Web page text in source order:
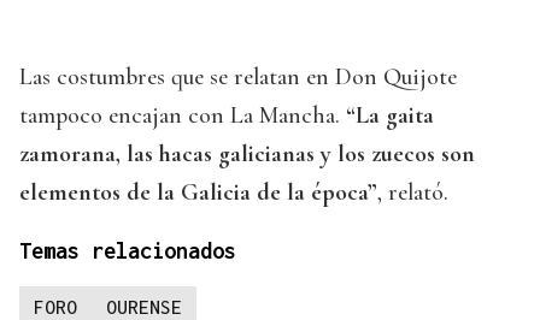
Las costumbres que se relatan en Don Quijote
tampoco encajan con La Mancha. “La gaita
zamorana, las hacas galicianas y los zuecos son
elementos de la Galicia de la época”, relató.
Temas relacionados
FORO OURENSE